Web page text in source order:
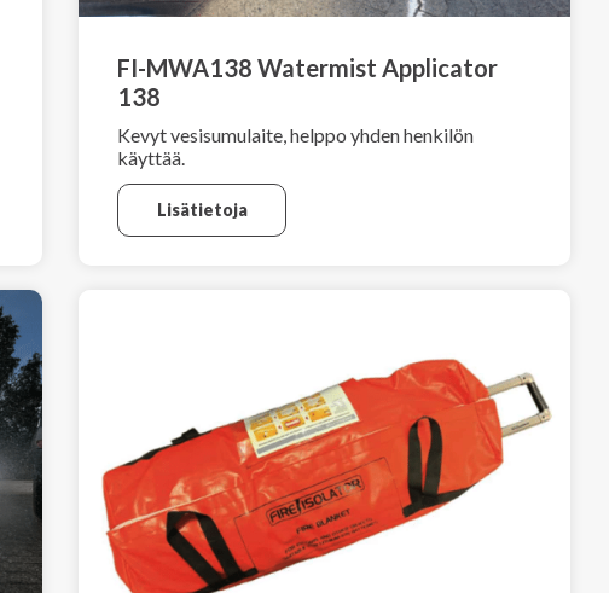
FI-MWA138 Watermist Applicator
138
Kevyt vesisumulaite, helppo yhden henkilön
käyttää.
Lisätietoja